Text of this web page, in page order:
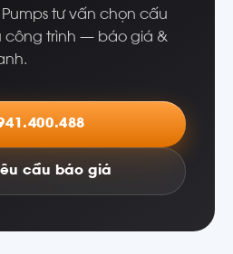
Pumps tư vấn chọn cấu
công trình — báo giá &
cầu báo giá